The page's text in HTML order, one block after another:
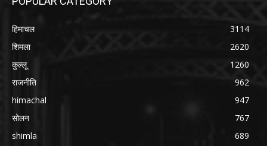
हिमाचल
3114
शिमला
2620
कुल्लू
1260
राजनीति
962
himachal
947
सोलन
767
shimla
689